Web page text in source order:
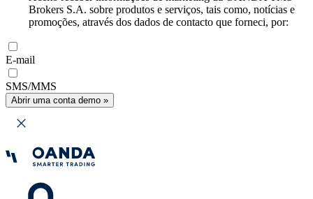
Brokers S.A. sobre produtos e serviços, tais como, notícias e
promoções, através dos dados de contacto que forneci, por:
E-mail
SMS/MMS
Abrir uma conta demo »